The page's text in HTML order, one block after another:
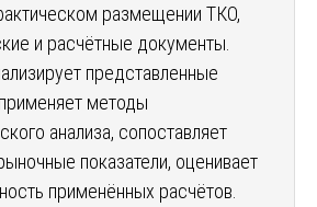
размещении ТКО,
и расчётные документы.
представленные
методы
анализа, сопоставляет
показатели, оценивает
применённых расчётов.